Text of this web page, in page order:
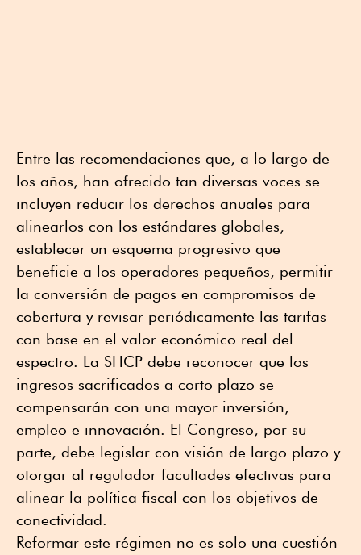
Entre las recomendaciones que, a lo largo de
los años, han ofrecido tan diversas voces se
incluyen reducir los derechos anuales para
alinearlos con los estándares globales,
establecer un esquema progresivo que
beneficie a los operadores pequeños, permitir
la conversión de pagos en compromisos de
cobertura y revisar periódicamente las tarifas
con base en el valor económico real del
espectro. La SHCP debe reconocer que los
ingresos sacrificados a corto plazo se
compensarán con una mayor inversión,
empleo e innovación. El Congreso, por su
parte, debe legislar con visión de largo plazo y
otorgar al regulador facultades efectivas para
alinear la política fiscal con los objetivos de
conectividad.
Reformar este régimen no es solo una cuestión